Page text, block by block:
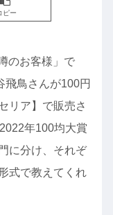
ピー
のお客様」で
飛鳥さんが100円
リア】で販売さ
年100均大賞
に分け、それぞ
式で教えてくれ